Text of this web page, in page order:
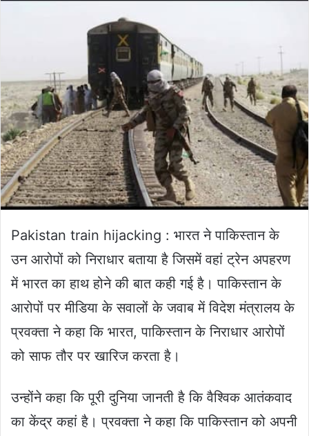
Pakistan train hijacking : भारत ने पाकिस्तान के
उन आरोपों को निराधार बताया है जिसमें वहां ट्रेन अपहरण
में भारत का हाथ होने की बात कही गई है। पाकिस्तान के
आरोपों पर मीडिया के सवालों के जवाब में विदेश मंत्रालय के
प्रवक्ता ने कहा कि भारत, पाकिस्तान के निराधार आरोपों
को साफ तौर पर खारिज करता है।
उन्होंने कहा कि पूरी दुनिया जानती है कि वैश्विक आतंकवाद
का केंद्र कहां है। प्रवक्‍ता ने कहा कि पाकिस्तान को अपनी